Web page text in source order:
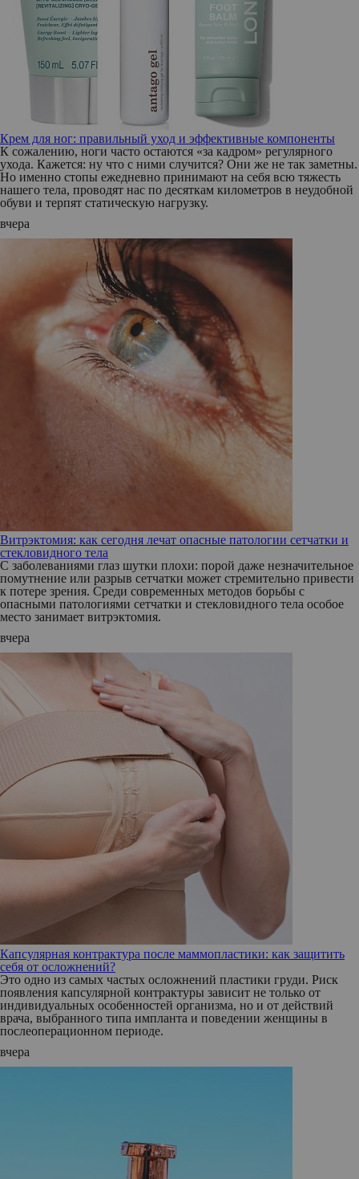
Крем для ног: правильный уход и эффективные компоненты
К сожалению, ноги часто остаются «за кадром» регулярного
ухода. Кажется: ну что с ними случится? Они же не так заметны.
Но именно стопы ежедневно принимают на себя всю тяжесть
нашего тела, проводят нас по десяткам километров в неудобной
обуви и терпят статическую нагрузку.
вчера
Витрэктомия: как сегодня лечат опасные патологии сетчатки и
стекловидного тела
С заболеваниями глаз шутки плохи: порой даже незначительное
помутнение или разрыв сетчатки может стремительно привести
к потере зрения. Среди современных методов борьбы с
опасными патологиями сетчатки и стекловидного тела особое
место занимает витрэктомия.
вчера
Капсулярная контрактура после маммопластики: как защитить
себя от осложнений?
Это одно из самых частых осложнений пластики груди. Риск
появления капсулярной контрактуры зависит не только от
индивидуальных особенностей организма, но и от действий
врача, выбранного типа импланта и поведении женщины в
послеоперационном периоде.
вчера